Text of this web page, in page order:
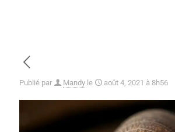
Publié par Mandy le août 4, 2021 à 8h56